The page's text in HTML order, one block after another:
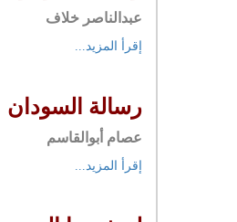
عبدالناصر خلاف
إقرأ المزيد...
رسالة السودان
عصام أبوالقاسم
إقرأ المزيد...